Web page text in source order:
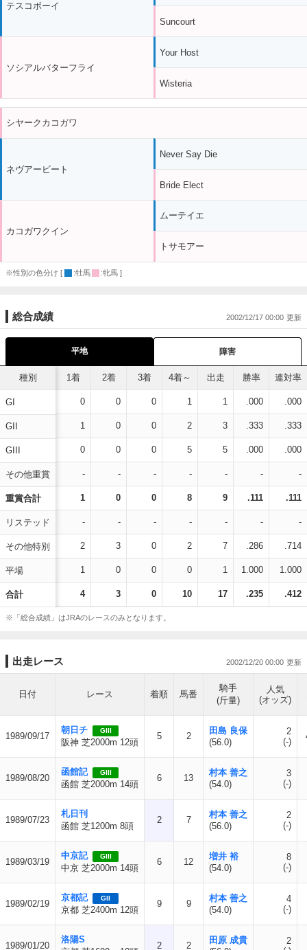
テスコボーイ
ソシアルバターフライ
Suncourt
Your Host
Wisteria
シヤークカコガワ
ネヴアービート
カコガワクイン
Never Say Die
Bride Elect
ムーテイエ
トサモアー
※性別の色分け [ :牡馬 :牝馬 ]
総合成績 2002/12/17 00:00
平地 障害
種別
GI
GII
GIII
その他重賞
重賞合計
リステッド
その他特別
平場
合計
1着 2着 3着 4着～ 出走 勝率 連対率
0 0 0 1 1 .000 .000
1 0 0 2 3 .333 .333
0 0 0 5 5 .000 .000
- - - - - - -
1 0 0 8 9 .111 .111
- - - - - - -
2 3 0 2 7 .286 .714
1 0 0 0 1 1.000 1.000
4 3 0 10 17 .235 .412
※「総合成績」はJRAのレースのみとなります。
出走レース 2002/12/20 00:00
日付 レース 着順 馬番
騎手
(斤量)
人気
(オッズ)
1989/09/17
朝日チ GIII
阪神 芝2000m 12頭
5 2
田島 良保
(56.0)
2
(-)
1989/08/20
函館記 GIII
函館 芝2000m 14頭
6 13
村本 善之
(54.0)
3
(-)
1989/07/23
札日刊
函館 芝1200m 8頭
2 7
村本 善之
(56.0)
2
(-)
1989/03/19
中京記 GIII
中京 芝2000m 14頭
6 12
増井 裕
(54.0)
8
(-)
1989/02/19
京都記 GII
京都 芝2400m 12頭
9 9
村本 善之
(54.0)
4
(-)
1989/01/20
洛陽S
2 2
田原 成貴
2